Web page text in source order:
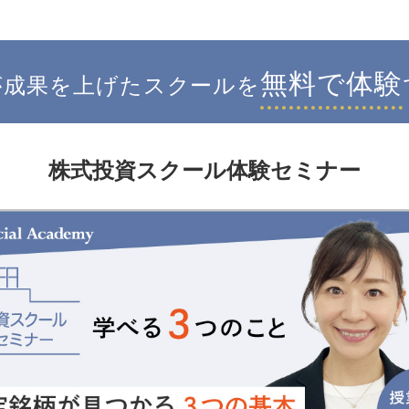
果を上げたスクールを無料で体験
株式投資スクール体験セミナー